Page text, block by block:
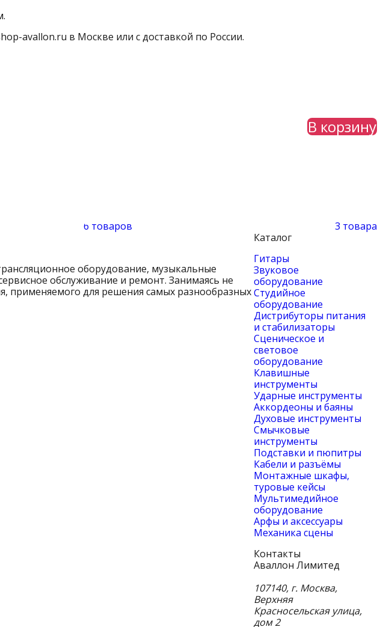
avallon.ru в Москве или с доставкой по России.
В корзину
6 товаров 3 товара
оборудование, музыкальные
обслуживание и ремонт. Занимаясь не
применяемого для решения самых разнообразных
Каталог
Гитары
Звуковое
оборудование
Студийное
оборудование
Дистрибуторы питания
и стабилизаторы
Сценическое и
световое
оборудование
Клавишные
инструменты
Ударные инструменты
Аккордеоны и баяны
Духовые инструменты
Смычковые
инструменты
Подставки и пюпитры
Кабели и разъёмы
Монтажные шкафы,
туровые кейсы
Мультимедийное
оборудование
Арфы и аксессуары
Механика сцены
Контакты
Аваллон Лимитед
107140, г. Москва,
Верхняя
Красносельская улица,
дом 2